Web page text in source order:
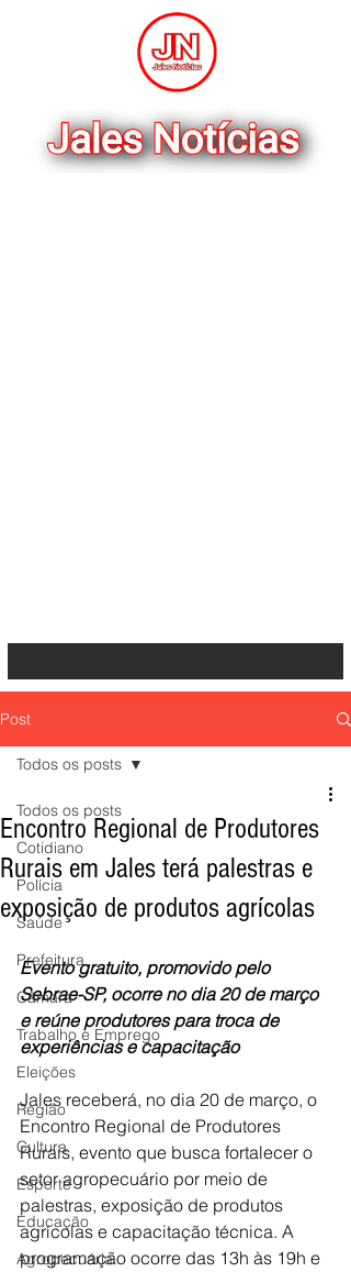
Post
Todos os posts
Cotidiano
Polícia
Saúde
Prefeitura
Câmara
Trabalho e Emprego
Eleições
Região
Cultura
Esporte
Educação
Agropecuária
Todos os posts
Encontro Regional de Produtores
Rurais em Jales terá palestras e
exposição de produtos agrícolas
Evento gratuito, promovido pelo
Sebrae-SP, ocorre no dia 20 de março
e reúne produtores para troca de
experiências e capacitação
Jales receberá, no dia 20 de março, o
Encontro Regional de Produtores
Rurais, evento que busca fortalecer o
setor agropecuário por meio de
palestras, exposição de produtos
agrícolas e capacitação técnica. A
programação ocorre das 13h às 19h e